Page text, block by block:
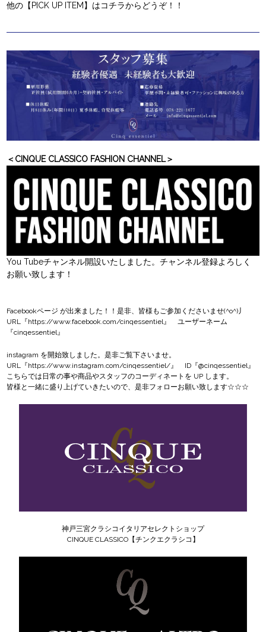
他の【PICK UP ITEM】はコチラからどうぞ！！
＜CINQUE CLASSICO FASHION CHANNEL＞
You Tubeチャンネル開設いたしました。チャンネル登録よろしく
お願い致します！
Facebookページ が出来ました！！是非、皆様もご参加くださいませ(^o^)丿
URL『https://www.facebook.com/cinqessentiel』 ユーザーネーム
『cinqessentiel』
instagram を開始致しました。是非ご覧下さいませ。
URL『https://www.instagram.com/cinqessentiel/』 ID『@cinqessentiel』
こちらでは日常の事や商品やスタッフのコーディネートを UP します。
皆様と一緒に盛り上げていきたいので、是非フォローお願い致します☆☆☆
神戸三宮クラシコイタリアセレクトショップ
CINQUE CLASSICO【チンクエクラシコ】